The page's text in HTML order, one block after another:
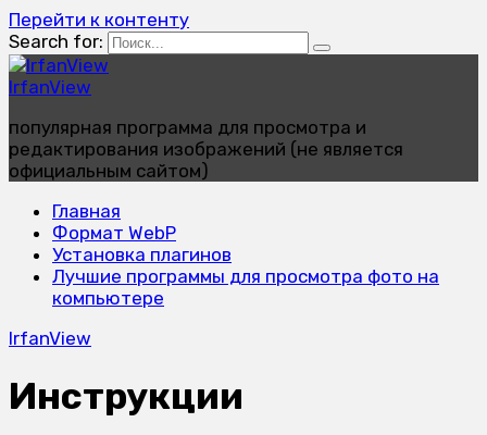
Перейти к контенту
Search for:
IrfanView
популярная программа для просмотра и
редактирования изображений (не является
официальным сайтом)
Главная
Формат WebP
Установка плагинов
Лучшие программы для просмотра фото на
компьютере
IrfanView
Инструкции